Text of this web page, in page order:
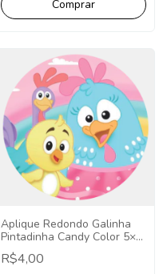
Aplique Redondo Galinha
Pintadinha Candy Color 5×5
– Pct C/ 10 uni
R$4,00